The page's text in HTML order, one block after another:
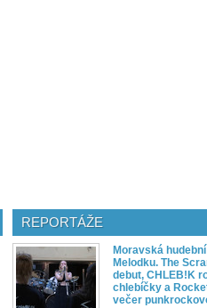
REPORTÁŽE
Moravská
Melodku. The
debut, CHLEB!K
chlebíčky a
večer